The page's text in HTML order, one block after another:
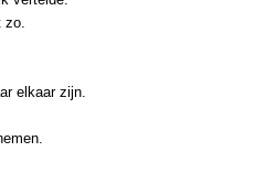
zo.
elkaar zijn.